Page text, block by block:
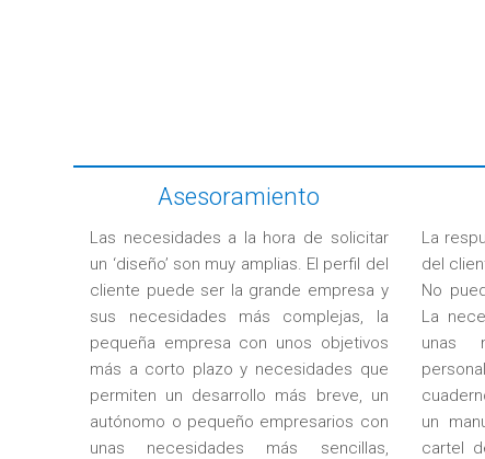
Asesoramiento
Las necesidades a la hora de solicitar
un ‘diseño’ son muy amplias. El perfil del
cliente puede ser la grande empresa y
sus necesidades más complejas, la
pequeña empresa con unos objetivos
más a corto plazo y necesidades que
permiten un desarrollo más breve, un
autónomo o pequeño empresarios con
unas necesidades más sencillas,
La
del
No
La
unas
un
cartel